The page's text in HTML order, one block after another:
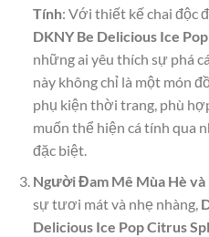
Tính: Với thiết kế chai độc
DKNY Be Delicious Ice
những ai yêu thích sự phá
này không chỉ là một món
phụ kiện thời trang, phù
muốn thể hiện cá tính qua
đặc biệt.
Người Đam Mê Mùa Hè
sự tươi mát và nhẹ nhàng,
Delicious Ice Pop Citrus